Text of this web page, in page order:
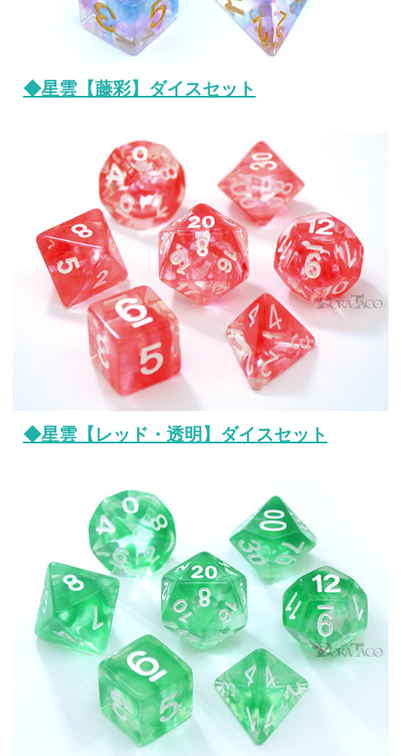
◆星雲【藤彩】ダイスセット
◆星雲【レッド・透明】ダイスセット